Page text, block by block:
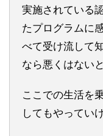
実施されている
たプログラムに
べて受け流して
なら悪くはない
ここでの生活を
してもやってい